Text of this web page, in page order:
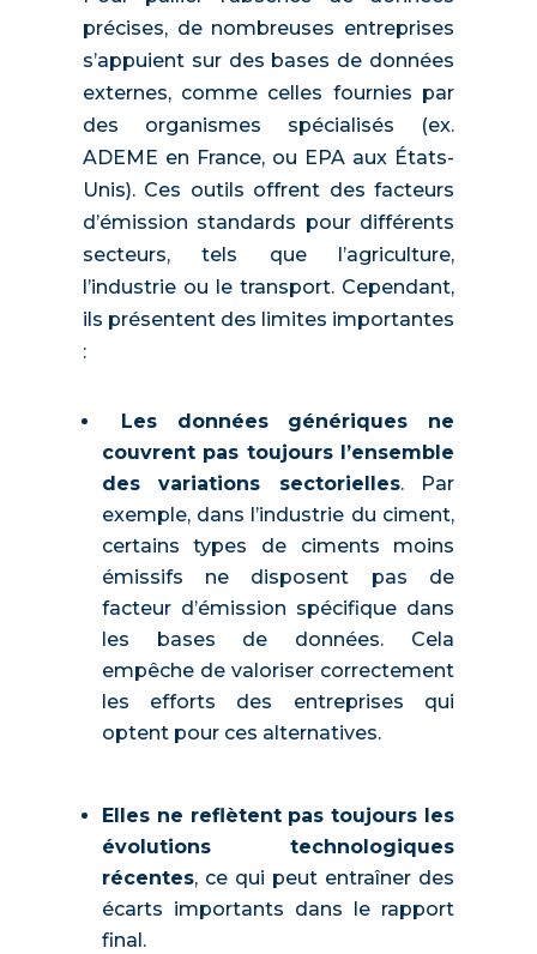
précises, de nombreuses entreprises
s’appuient sur des bases de données
externes, comme celles fournies par
des organismes spécialisés (ex.
ADEME en France, ou EPA aux États-
Unis). Ces outils offrent des facteurs
d’émission standards pour différents
secteurs, tels que l’agriculture,
l’industrie ou le transport. Cependant,
ils présentent des limites importantes
:
Les données génériques ne
couvrent pas toujours l’ensemble
des variations sectorielles. Par
exemple, dans l’industrie du ciment,
certains types de ciments moins
émissifs ne disposent pas de
facteur d’émission spécifique dans
les bases de données. Cela
empêche de valoriser correctement
les efforts des entreprises qui
optent pour ces alternatives.
Elles ne reflètent pas toujours les
évolutions technologiques
récentes, ce qui peut entraîner des
écarts importants dans le rapport
final.